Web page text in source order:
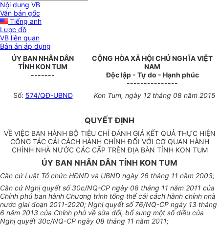
Nội dung VB
Văn bản gốc
Tiếng anh
Lược đồ
VB liên quan
Bản án áp dụng
ỦY BAN NHÂN DÂN
TỈNH KON TUM
-------
CỘNG HÒA XÃ HỘI CHỦ NGHĨA VIỆT
NAM
Độc lập - Tự do - Hạnh phúc
---------------
Số: 574/QĐ-UBND Kon Tum, ngày 12 tháng 08 năm 2015
QUYẾT ĐỊNH
VỀ VIỆC BAN HÀNH BỘ TIÊU CHÍ ĐÁNH GIÁ KẾT QUẢ THỰC HIỆN
CÔNG TÁC CẢI CÁCH HÀNH CHÍNH ĐỐI VỚI CƠ QUAN HÀNH
CHÍNH NHÀ NƯỚC CÁC CẤP TRÊN ĐỊA BÀN TỈNH KON TUM
ỦY BAN NHÂN DÂN TỈNH KON TUM
Căn cứ Luật Tổ chức HĐND và UBND ngày 26 tháng 11 năm 2003;
Căn cứ Nghị quyết số 30c/NQ-CP ngày 08 tháng 11 năm 2011 của
Chính phủ ban hành Chương trình tổng thể cải cách hành chính nhà
nước giai đoạn 2011-2020; Nghị quyết số 76/NQ-CP ngày 13 tháng
6 năm 2013 của Chính phủ về sửa đổi, bổ sung một số điều của
Nghị quyết 30c/NQ-CP ngày 08 tháng 11 năm 2011;